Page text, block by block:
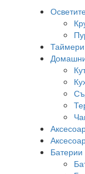
Таймери
Батерии